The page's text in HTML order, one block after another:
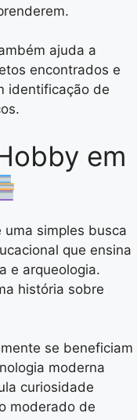
ajuda a
encontrados e
identificação de
em
simples busca
que ensina
e arqueologia.
história sobre
se beneficiam
moderna
curiosidade
moderado de